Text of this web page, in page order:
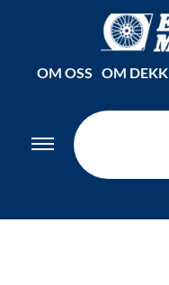
OM OSS OM DEKK